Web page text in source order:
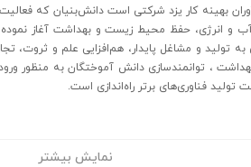
به تولید و مشاغل پایدار، هم‌افزایی علم و
، توانمند‌سازی دانش آموختگان به منظور
فناوری‌های برتر راه‌اندازی است.
نمایش بیشتر